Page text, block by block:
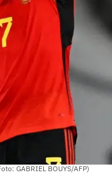
GABRIEL BOUYS/AFP)